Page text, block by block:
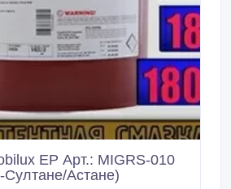
EP Арт.: MIGRS-010
Султане/Астане)